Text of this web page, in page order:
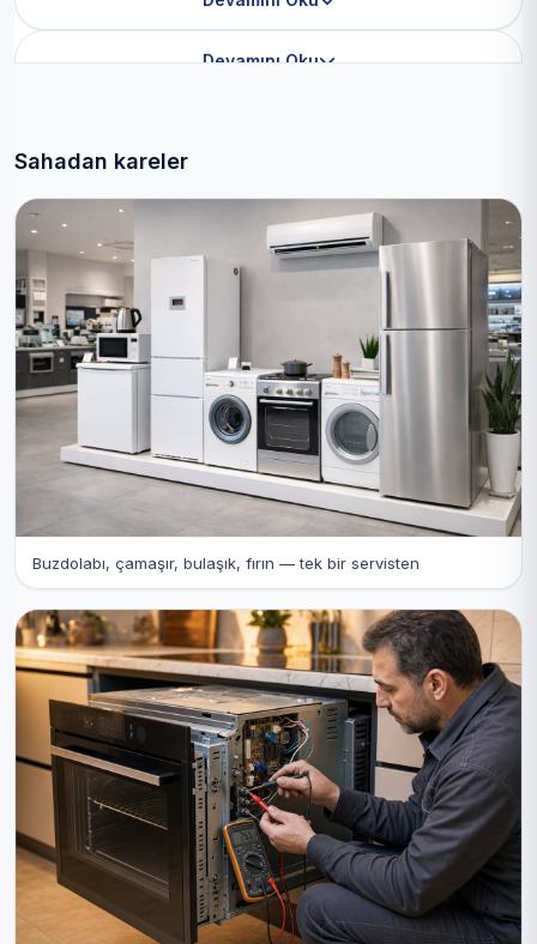
Devamını Oku
Sahadan kareler
Buzdolabı, çamaşır, bulaşık, fırın — tek bir servisten